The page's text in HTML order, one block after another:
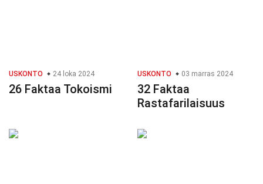
USKONTO 24 loka 2024
26 Faktaa Tokoismi
USKONTO 03 marras 2024
32 Faktaa
Rastafarilaisuus